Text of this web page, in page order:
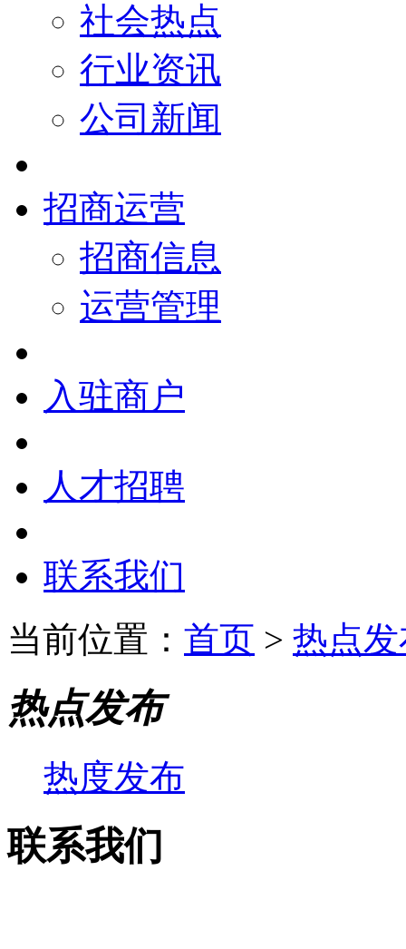
社会热点
行业资讯
公司新闻
招商运营
招商信息
运营管理
入驻商户
人才招聘
联系我们
当前位置： 首页 > 热点
热点发布
热度发布
联系我们